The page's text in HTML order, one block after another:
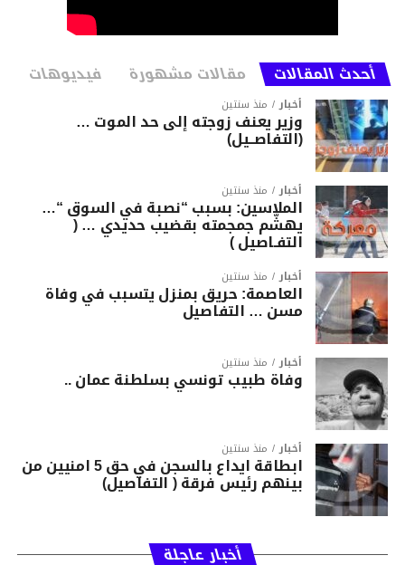
أحدث المقالات مقالات مشهورة فيديوهات
أخبار منذ سنتين
وزير يعنف زوجته إلى حد الموت …
(التفاصــيل)
أخبار منذ سنتين
الملاسين: بسبب “نصبة في السوق “…
يهشّم جمجمته بقضيب حديدي … (
التفـاصيل )
أخبار منذ سنتين
العاصمة: حريق بمنزل يتسبب في وفاة
مسن … التفاصيل
أخبار منذ سنتين
وفاة طبيب تونسي بسلطنة عمان ..
أخبار منذ سنتين
ابطاقة ايداع بالسجن في حق 5 امنيين من
بينهم رئيس فرقة ( التفاصيل)
أخبار عاجلة